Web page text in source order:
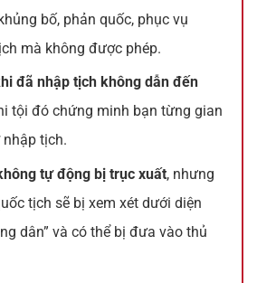
bố, phản quốc, phục vụ
mà không được phép.
đã nhập tịch không dẫn đến
tội đó chứng minh bạn từng gian
nhập tịch.
tự động bị trục xuất, nhưng
tịch sẽ bị xem xét dưới diện
dân” và có thể bị đưa vào thủ